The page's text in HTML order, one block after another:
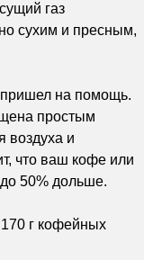
газ
сухим и пресным,
пришел на помощь.
простым
воздуха и
что ваш кофе или
50% дольше.
г кофейных